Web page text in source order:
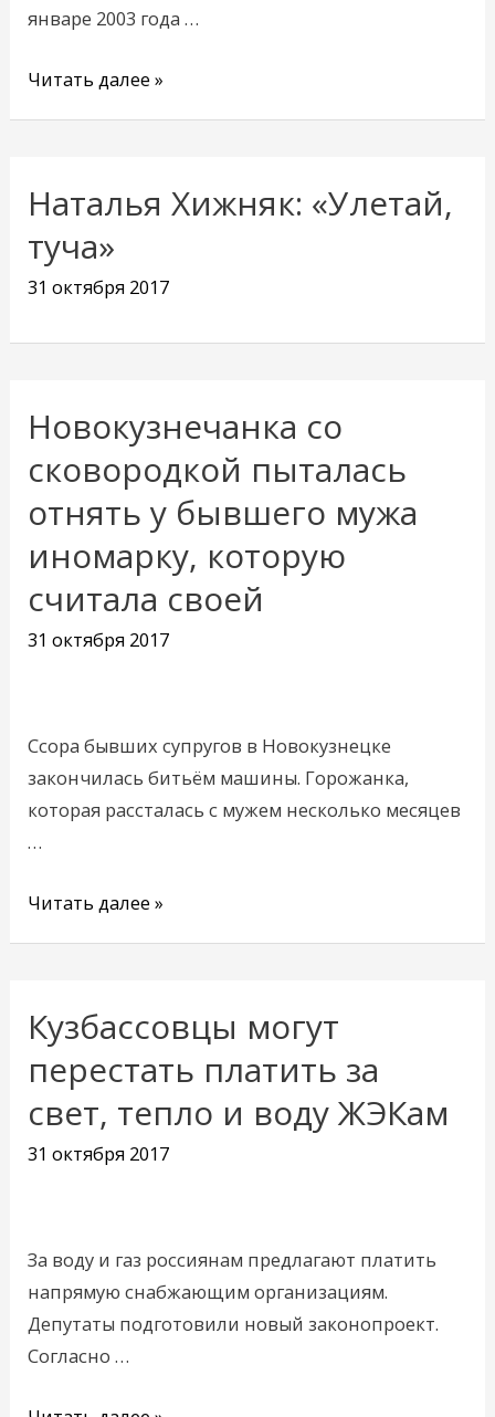
январе 2003 года …
Читать далее »
Наталья Хижняк: «Улетай,
туча»
31 октября 2017
Новокузнечанка со
сковородкой пыталась
отнять у бывшего мужа
иномарку, которую
считала своей
31 октября 2017
Ссора бывших супругов в Новокузнецке
закончилась битьём машины. Горожанка,
которая рассталась с мужем несколько месяцев
…
Новокузнечанка
сковородкой
пыталась
отнять
бывшего
мужа
считала
своей
Читать далее »
Кузбассовцы могут
перестать платить за
свет, тепло и воду ЖЭКам
31 октября 2017
За воду и газ россиянам предлагают платить
напрямую снабжающим организациям.
Депутаты подготовили новый законопроект.
Согласно …
Кузбассовцы
могут
перестать
платить
за
ЖЭКам